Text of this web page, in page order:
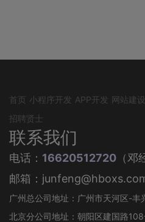
首页 小程序开发 APP开发 网站建设
招聘贤士
联系我们
电话： 16620512720 （邓
邮箱：
广州总公司地址：广州市天河区-丰
北京分公司地址：朝阳区建国路